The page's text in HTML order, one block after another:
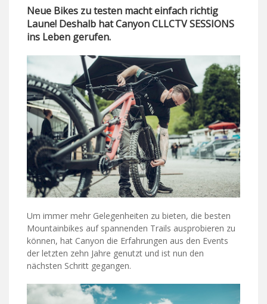
Neue Bikes zu testen macht einfach richtig
Laune! Deshalb hat Canyon CLLCTV SESSIONS
ins Leben gerufen.
Um immer mehr Gelegenheiten zu bieten, die besten
Mountainbikes auf spannenden Trails ausprobieren zu
können, hat Canyon die Erfahrungen aus den Events
der letzten zehn Jahre genutzt und ist nun den
nächsten Schritt gegangen.